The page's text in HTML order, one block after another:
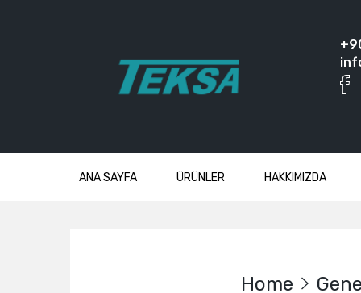
ANA SAYFA ÜRÜNLER HAKKIMIZDA
Home